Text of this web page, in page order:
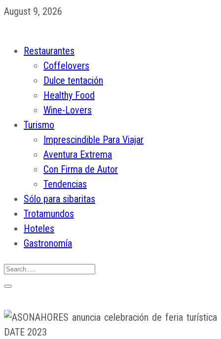
August 9, 2026
Restaurantes
Coffelovers
Dulce tentación
Healthy Food
Wine-Lovers
Turismo
Imprescindible Para Viajar
Aventura Extrema
Con Firma de Autor
Tendencias
Sólo para sibaritas
Trotamundos
Hoteles
Gastronomía